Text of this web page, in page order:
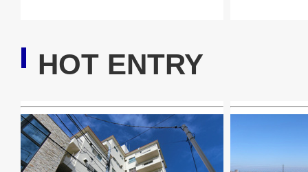
HOT ENTRY